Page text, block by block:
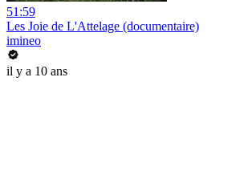
51:59
Les Joie de L'Attelage (documentaire)
imineo
il y a 10 ans